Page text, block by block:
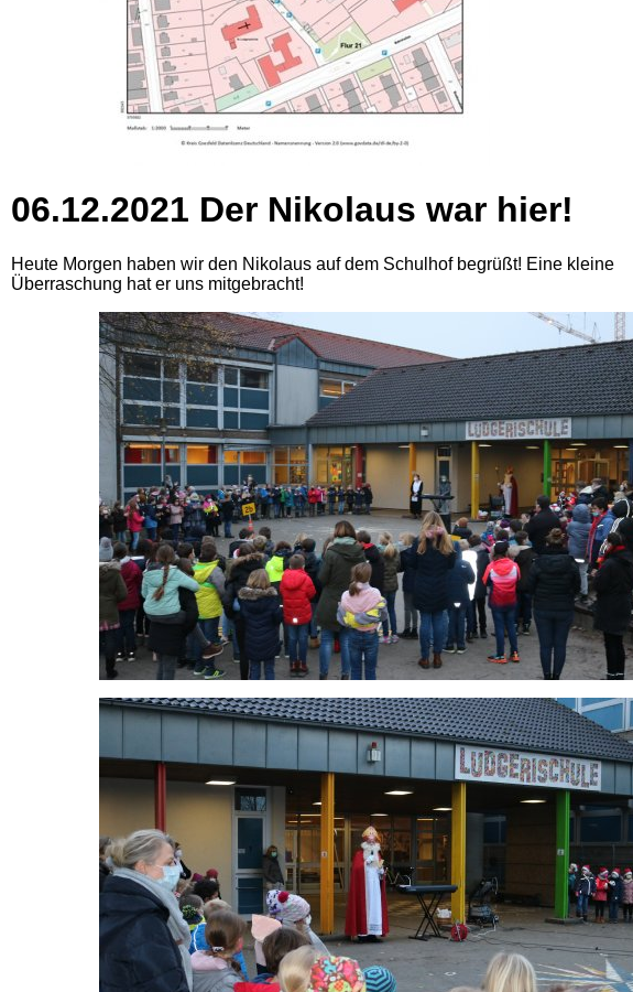
06.12.2021 Der Nikolaus war hier!
Heute Morgen haben wir den Nikolaus auf dem Schulhof begrüßt! Eine kleine
Überraschung hat er uns mitgebracht!